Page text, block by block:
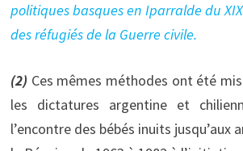
politiques basques en Iparralde du
des réfugiés de la Guerre civile.
(2) Ces mêmes méthodes ont été
les dictatures argentine et
l’encontre des bébés inuits jusqu’aux